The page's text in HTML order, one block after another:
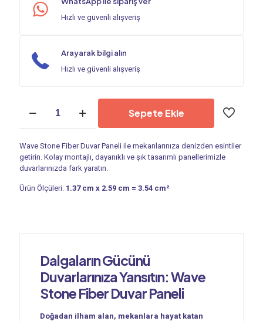
7.300,00₺.
Hızlı ve güvenli alışveriş
Arayarak bilgi alın
Hızlı ve güvenli alışveriş
Paneli
Stone
PC
3153
Sepete Ekle
Wave Stone Fiber Duvar Paneli ile mekanlarınıza denizden esintiler
getirin. Kolay montajlı, dayanıklı ve şık tasarımlı panellerimizle
duvarlarınızda fark yaratın.
Ürün Ölçüleri: 1.37 cm x 2.59 cm = 3.54 cm²
Dalgaların Gücünü
Duvarlarınıza Yansıtın: Wave
Stone Fiber Duvar Paneli
Doğadan ilham alan, mekanlara hayat katan